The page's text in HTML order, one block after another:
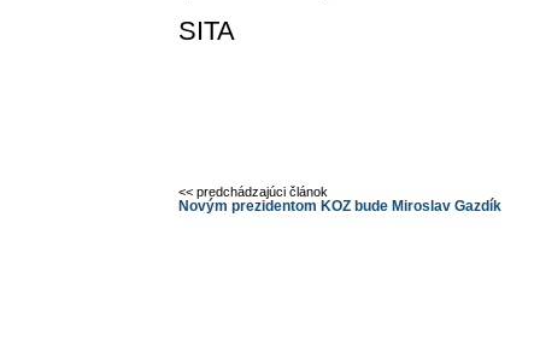
SITA
<< predchádzajúci článok
Novým prezidentom KOZ bude Miroslav Gazdík